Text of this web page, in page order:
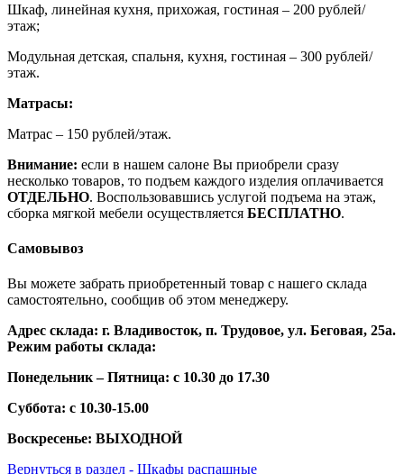
Шкаф, линейная кухня, прихожая, гостиная – 200 рублей/
этаж;
Модульная детская, спальня, кухня, гостиная – 300 рублей/
этаж.
Матрасы:
Матрас – 150 рублей/этаж.
Внимание: если в нашем салоне Вы приобрели сразу
несколько товаров, то подъем каждого изделия оплачивается
ОТДЕЛЬНО. Воспользовавшись услугой подъема на этаж,
сборка мягкой мебели осуществляется БЕСПЛАТНО.
Самовывоз
Вы можете забрать приобретенный товар с нашего склада
самостоятельно, сообщив об этом менеджеру.
Адрес склада: г. Владивосток, п. Трудовое, ул. Беговая, 25а.
Режим работы склада:
Понедельник – Пятница: с 10.30 до 17.30
Суббота: с 10.30-15.00
Воскресенье: ВЫХОДНОЙ
Вернуться в раздел - Шкафы распашные